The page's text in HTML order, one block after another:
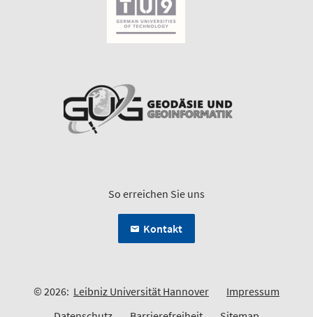
So erreichen Sie uns
Kontakt
© 2026: Leibniz Universität Hannover
Impressum